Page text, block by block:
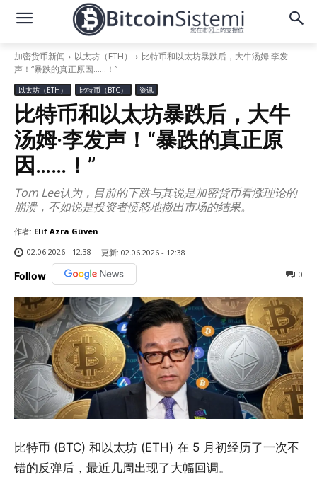
加密货币新闻 以太坊（ETH）
比特币和以太坊暴跌后，大牛汤姆·李发
声！“暴跌的真正原因……！”
以太坊（ETH） 比特币（BTC） 资讯
比特币和以太坊暴跌后，大牛
汤姆·李发声！“暴跌的真正原
因……！”
Tom Lee认为，目前的下跌与其说是加密货币看涨理论的
崩溃，不如说是投资者愤怒地撤出市场的结果。
作者: Elif Azra Güven
02.06.2026 - 12:38
更新: 02.06.2026 - 12:38
Follow 0
比特币 (BTC) 和以太坊 (ETH) 在 5 月初经历了一次不
错的反弹后，最近几周出现了大幅回调。